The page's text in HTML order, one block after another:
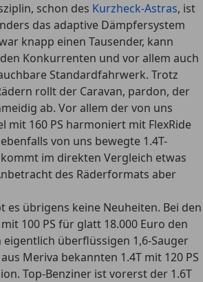
schon des Kurzheck-Astras, ist
das adaptive Dämpfersystem
knapp einen Tausender, kann
Konkurrenten und vor allem auch
Standardfahrwerk. Trotz
rollt der Caravan, pardon, der
ab. Vor allem der von uns
mit 160 PS harmoniert mit FlexRide
von uns bewegte 1.4T-
im direkten Vergleich etwas
des Räderformats aber
es übrigens keine Neuheiten. Bei den
100 PS für glatt 18.000 Euro den
überflüssigen 1,6-Sauger
Meriva bekannten 1.4T mit 120 PS
Top-Benziner ist vorerst der 1.6T